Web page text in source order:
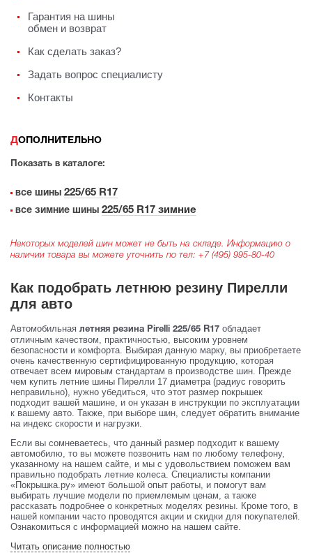
Гарантия на шины
обмен и возврат
Как сделать заказ?
Задать вопрос специалисту
Контакты
ДОПОЛНИТЕЛЬНО
Показать в каталоге:
все шины 225/65 R17
все зимние шины 225/65 R17 зимние
Некоторых моделей шин может не быть на складе. Информацию о
наличии товара вы можете уточнить по тел: +7 (495) 995-80-40
Как подобрать летнюю резину Пирелли
для авто
Автомобильная летняя резина Pirelli 225/65 R17 обладает
отличным качеством, практичностью, высоким уровнем
безопасности и комфорта. Выбирая данную марку, вы приобретаете
очень качественную сертифицированную продукцию, которая
отвечает всем мировым стандартам в производстве шин. Прежде
чем купить летние шины Пирелли 17 диаметра (радиус говорить
неправильно), нужно убедиться, что этот размер покрышек
подходит вашей машине, и он указан в инструкции по эксплуатации
к вашему авто. Также, при выборе шин, следует обратить внимание
на индекс скорости и нагрузки.
Если вы сомневаетесь, что данный размер подходит к вашему
автомобилю, то вы можете позвонить нам по любому телефону,
указанному на нашем сайте, и мы с удовольствием поможем вам
правильно подобрать летние колеса. Специалисты компании
«Покрышка.ру» имеют большой опыт работы, и помогут вам
выбирать лучшие модели по приемлемым ценам, а также
рассказать подробнее о конкретных моделях резины. Кроме того, в
нашей компании часто проводятся акции и скидки для покупателей.
Ознакомиться с информацией можно на нашем сайте.
Читать описание полностью